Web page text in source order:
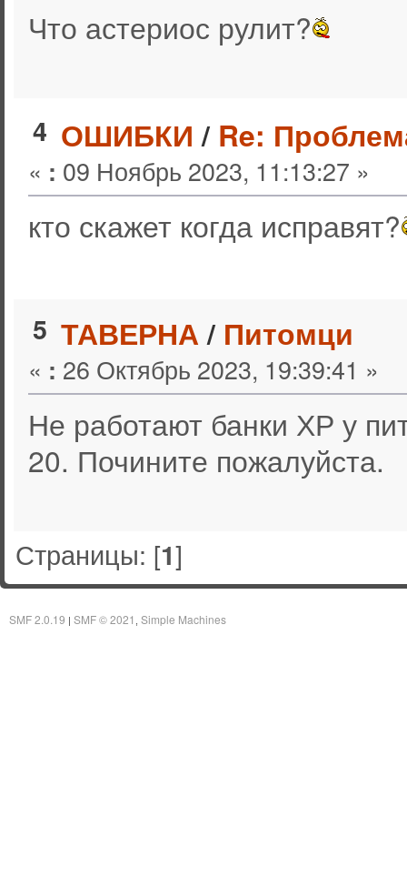
Что астериос рулит?
4 ОШИБКИ / Re:
« : 09 Ноябрь 2023, 11:13:27 »
кто скажет когда исправят?
5 ТАВЕРНА/ Питомци
« : 26 Октябрь 2023, 19:39:41 »
Не работают банки ХР у
20. Почините пожалуйста.
Страницы: [1]
SMF 2.0.19 SMF © 2021 Simple Machines